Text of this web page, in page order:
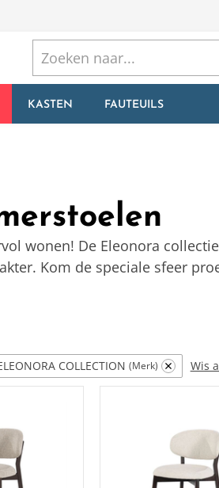
KASTEN FAUTEUILS
wonen! De Eleonora
Kom de speciale sfeer
COLLECTION Merk Wis